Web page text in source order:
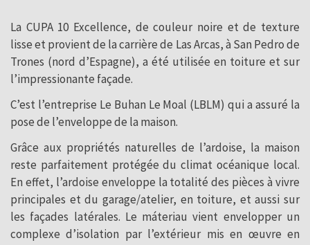
La CUPA 10 Excellence, de couleur noire et de texture
lisse et provient de la carrière de Las Arcas, à San Pedro de
Trones (nord d’Espagne), a été utilisée en toiture et sur
l’impressionante façade.
C’est l’entreprise Le Buhan Le Moal (LBLM) qui a assuré la
pose de l’enveloppe de la maison.
Grâce aux propriétés naturelles de l’ardoise, la maison
reste parfaitement protégée du climat océanique local.
En effet, l’ardoise enveloppe la totalité des pièces à vivre
principales et du garage/atelier, en toiture, et aussi sur
les façades latérales. Le máteriau vient envelopper un
complexe d’isolation par l’extérieur mis en œuvre en